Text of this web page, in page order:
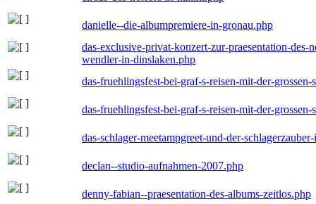
danielle--die-albumpremiere-in-gronau.php
das-exclusive-privat-konzert-zur-praesentation-
wendler-in-dinslaken.php
das-fruehlingsfest-bei-graf-s-reisen-mit-der-
das-fruehlingsfest-bei-graf-s-reisen-mit-der-
das-schlager-meetampgreet-und-der-
declan--studio-aufnahmen-2007.php
denny-fabian--praesentation-des-albums-zeitlos.php